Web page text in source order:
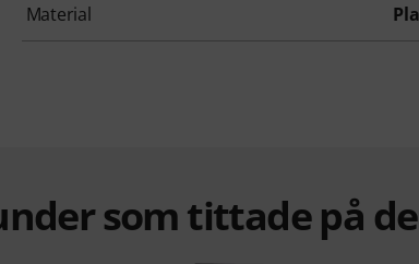
Material
som tittade på